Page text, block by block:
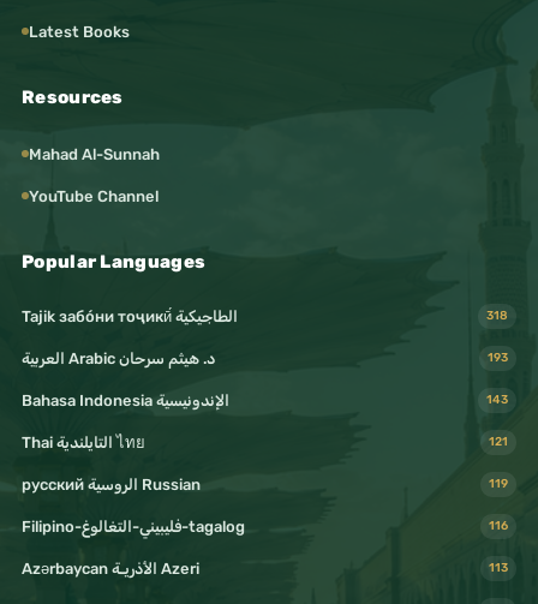
Latest Books
Resources
Mahad Al-Sunnah
YouTube Channel
Popular Languages
Tajik забо́ни тоҷикӣ́ الطاجيكية 318
د. هيثم سرحان Arabic العربية 193
Bahasa Indonesia الإندونيسية 143
Thai التايلندية ไทย 121
русский الروسية Russian 119
Filipino-فليبيني-التغالوغ-tagalog 116
Azərbaycan الأذريـة Azeri 113